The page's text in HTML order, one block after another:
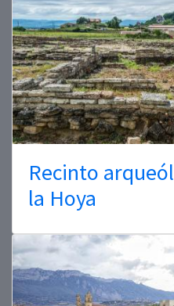
Recinto
la Hoya